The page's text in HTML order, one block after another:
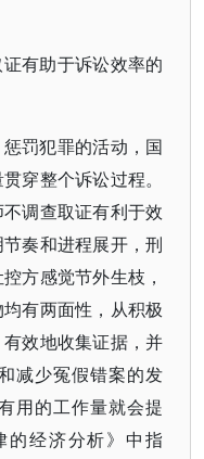
证有助于诉讼效率的
罚犯罪的活动，国
穿整个诉讼过程。
调查取证有利于效
奏和进程展开，刑
方感觉节外生枝，
有两面性，从积极
效地收集证据，并
减少冤假错案的发
用的工作量就会提
的经济分析》中指